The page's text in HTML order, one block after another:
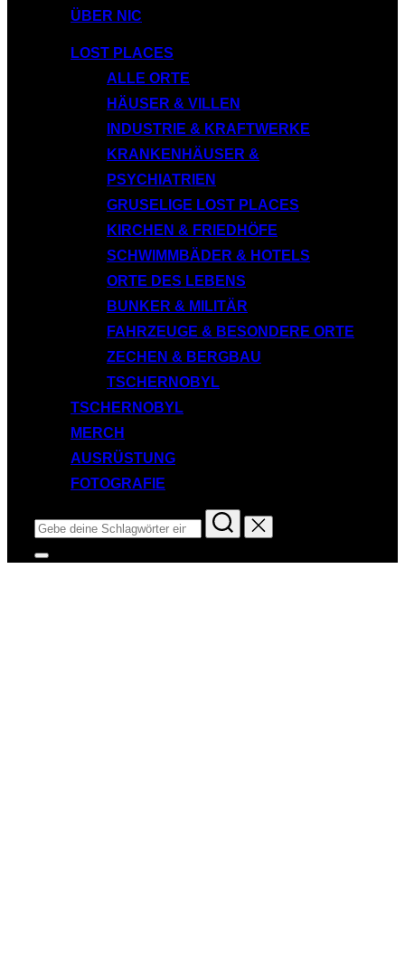
ÜBER NIC
LOST PLACES
ALLE ORTE
HÄUSER & VILLEN
INDUSTRIE & KRAFTWERKE
KRANKENHÄUSER &
PSYCHIATRIEN
GRUSELIGE LOST PLACES
KIRCHEN & FRIEDHÖFE
SCHWIMMBÄDER & HOTELS
ORTE DES LEBENS
BUNKER & MILITÄR
FAHRZEUGE & BESONDERE ORTE
ZECHEN & BERGBAU
TSCHERNOBYL
TSCHERNOBYL
MERCH
AUSRÜSTUNG
FOTOGRAFIE
Suchen
nach:
Seitenleiste